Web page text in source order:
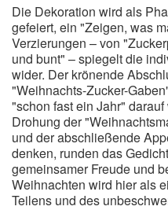
Die Dekoration wird als
gefeiert, ein "Zeigen, was
Verzierungen – von
und bunt" – spiegelt die
wider. Der krönende
"Weihnachts-Zucker-
"schon fast ein Jahr"
Drohung der
und der abschließende
denken, runden das
gemeinsamer Freude und
Weihnachten wird hier als
Teilens und des